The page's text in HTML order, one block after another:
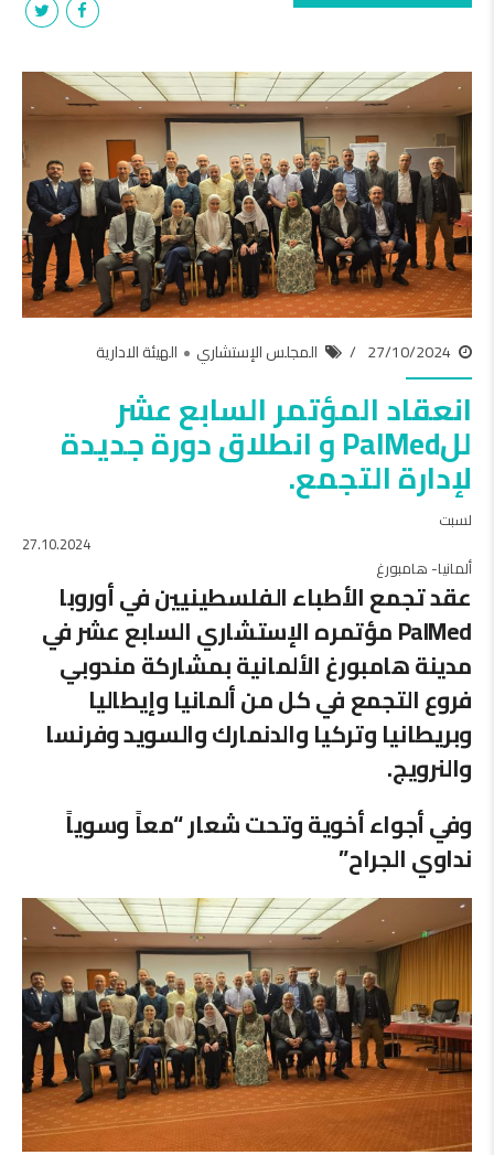
27/10/2024 المجلس الإستشاري الهيئة الادارية
انعقاد المؤتمر السابع عشر
للPalMed و انطلاق دورة جديدة
لإدارة التجمع.
لسبت
27.10.2024
ألمانيا- هامبورغ
عقد تجمع الأطباء الفلسطينيين في أوروبا
PalMed مؤتمره الإستشاري السابع عشر في
مدينة هامبورغ الألمانية بمشاركة مندوبي
فروع التجمع في كل من ألمانيا وإيطاليا
وبريطانيا وتركيا والدنمارك والسويد وفرنسا
والنرويج.
وفي أجواء أخوية وتحت شعار “معاً وسوياً
نداوي الجراح”